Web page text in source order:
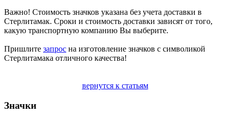
Важно! Стоимость значков указана без учета доставки в
Стерлитамак. Сроки и стоимость доставки зависят от того,
какую транспортную компанию Вы выберите.
Пришлите запрос на изготовление значков с символикой
Стерлитамака отличного качества!
вернутся к статьям
Значки